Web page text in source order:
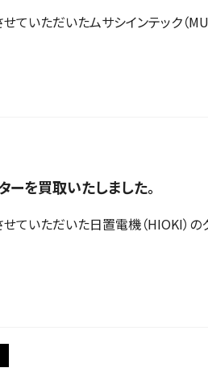
いただいたムサシインテック（
を買取いたしました。
いただいた日置電機（HIOKI）の